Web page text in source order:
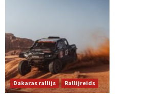
Dakaras rallijs Rallijreids